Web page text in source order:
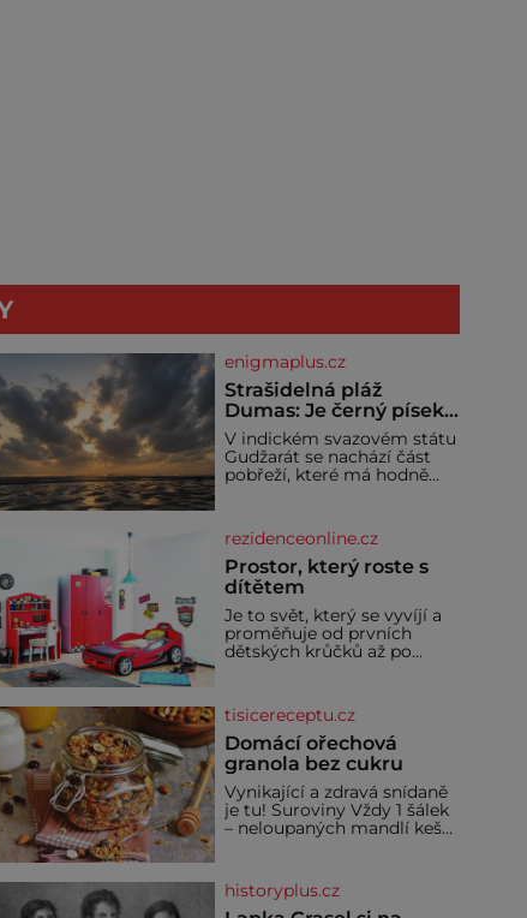
enigmaplus.cz
Strašidelná pláž
Dumas: Je černý písek
podhoubím, ze kterého
roste zlo?
V indickém svazovém státu
Gudžarát se nachází část
pobřeží, které má hodně
této pláže. Proč má pláž
takové netypické zbarvení?
Nakolik jsou pravd
rezidenceonline.cz
Prostor, který roste s
dítětem
Je to svět, který se vyvíjí a
proměňuje od prvních
dětských krůčků až po
bezpečí, kreativitu,
soustředění i odpočinek a
reaguje na každou etapu
života a specifické potřeby
dítěte. Pro nejmenší je
klíčová jednoduchost,
měkkost a bezpečí, proto
by pokoj miminka měl
tisicereceptu.cz
Domácí ořechová
granola bez cukru
Vynikající a zdravá snídaně
je tu! Suroviny Vždy 1 šálek
– neloupaných mandlí kešu
semínek dýně rozinek 3
šálky ovesných vloček 1
historyplus.cz